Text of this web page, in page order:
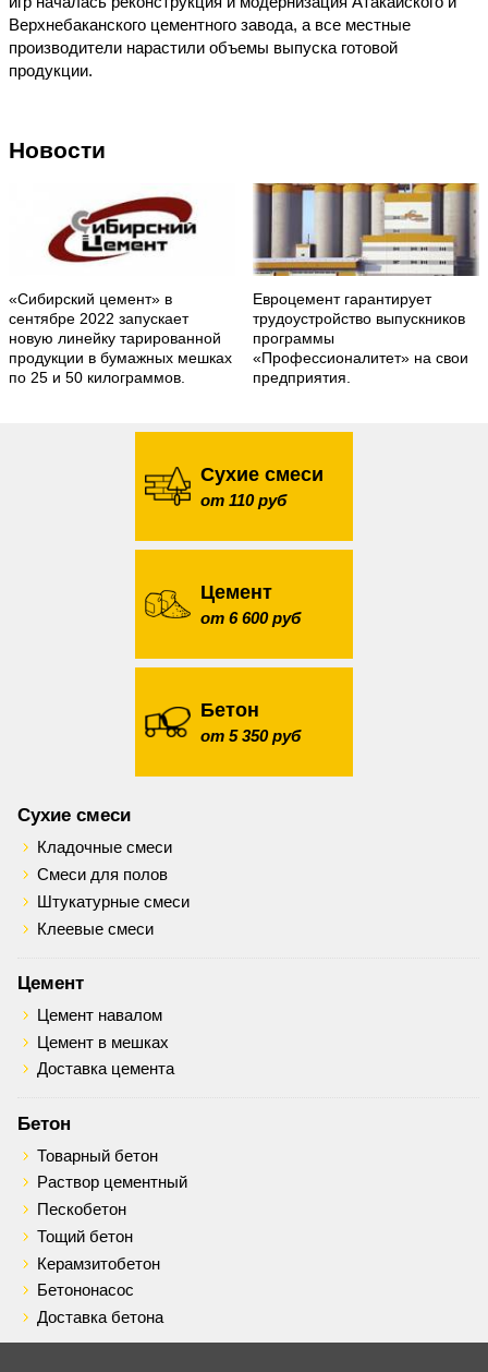
Верхнебаканского цементного завода, а все местные
производители нарастили объемы выпуска готовой
продукции.
Новости
«Сибирский цемент» в
сентябре 2022 запускает
новую линейку тарированной
продукции в бумажных мешках
по 25 и 50 килограммов.
Евроцемент гарантирует
трудоустройство выпускников
программы
«Профессионалитет» на свои
предприятия.
Сухие смеси
от 110 руб
Цемент
от 6 600 руб
Бетон
от 5 350 руб
Сухие смеси
Кладочные смеси
Смеси для полов
Штукатурные смеси
Клеевые смеси
Цемент
Цемент навалом
Цемент в мешках
Доставка цемента
Бетон
Товарный бетон
Раствор цементный
Пескобетон
Тощий бетон
Керамзитобетон
Бетононасос
Доставка бетона